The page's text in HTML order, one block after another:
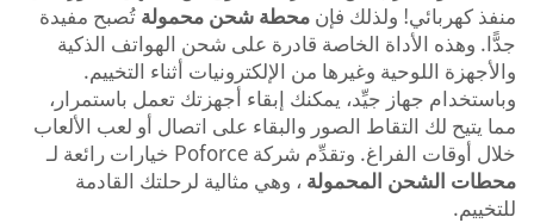
الخدمات
الأخبار
اتصل بنا
منفذ كهربائي! ولذلك فإن محطة شحن محمولة تُصبح مفيدة
جدًّا. وهذه الأداة الخاصة قادرة على شحن الهواتف الذكية
والأجهزة اللوحية وغيرها من الإلكترونيات أثناء التخييم.
وباستخدام جهاز جيِّد، يمكنك إبقاء أجهزتك تعمل باستمرار،
مما يتيح لك التقاط الصور والبقاء على اتصال أو لعب الألعاب
خلال أوقات الفراغ. وتقدِّم شركة Poforce خيارات رائعة لـ
محطات الشحن المحمولة ، وهي مثالية لرحلتك القادمة
للتخييم.